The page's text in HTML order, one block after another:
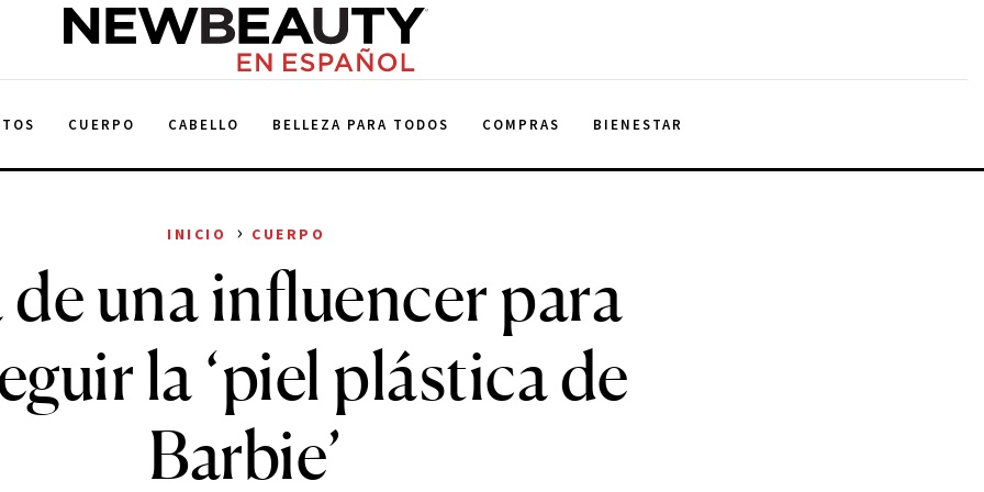
NewBeauty
CUERPO CABELLO BELLEZA PARA TODOS COMPRAS BIENESTAR
INICIO › CUERPO
una influencer para
la ‘piel plástica de
Barbie’